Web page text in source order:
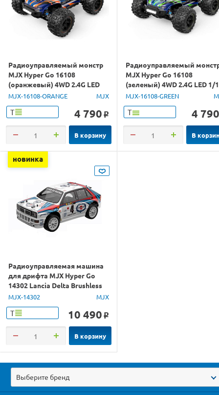
Радиоуправляемый монстр
MJX Hyper Go 16108
(оранжевый) 4WD 2.4G LED
1/16 RTR
MJX-16108-ORANGE MJX
Т 4 790 o
В корзину
Радиоуправляемый
MJX Hyper Go 16108
(зеленый) 4WD 2.4G LED 1/
RTR
MJX-16108-GREEN
Т 4 790
В
новинка
Радиоуправляемая машина
для дрифта MJX Hyper Go
14302 Lancia Delta Brushless
4WD 2.4G LED 1/14 RTR
MJX-14302 MJX
Т 10 490 o
В корзину
Выберите бренд